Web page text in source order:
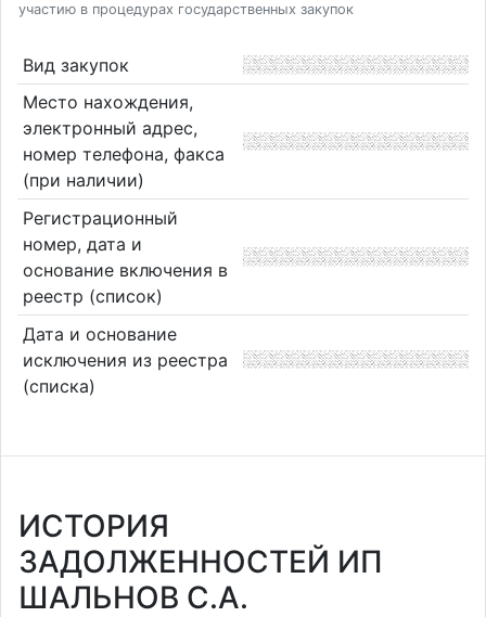
участию в процедурах государственных закупок
Вид закупок
Место нахождения,
электронный адрес,
номер телефона, факса
(при наличии)
Регистрационный
номер, дата и
основание включения в
реестр (список)
Дата и основание
исключения из реестра
(списка)
ИСТОРИЯ
ЗАДОЛЖЕННОСТЕЙ ИП
ШАЛЬНОВ С.А.